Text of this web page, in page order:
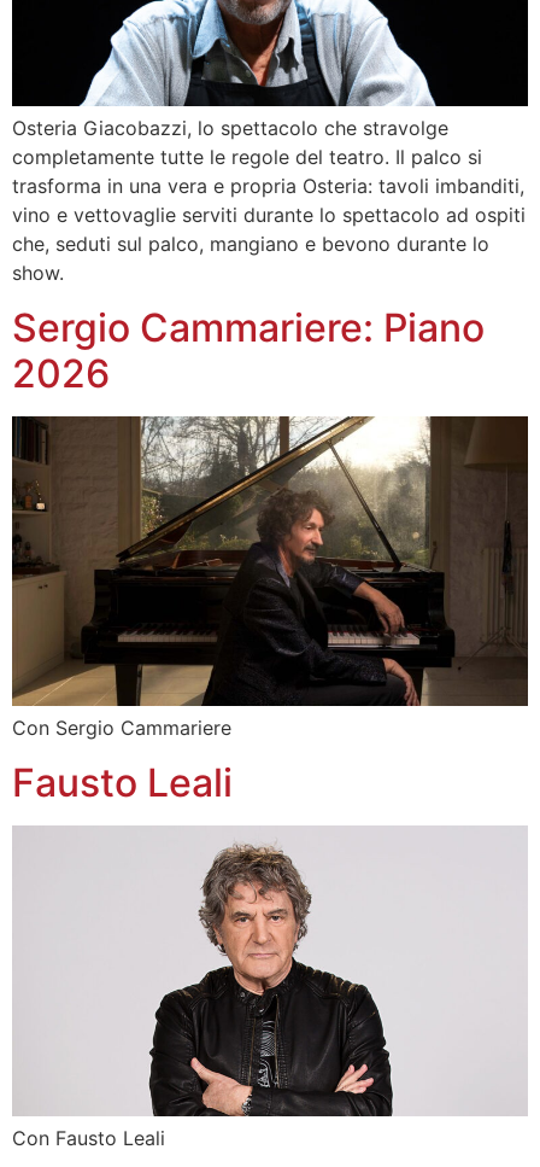
Osteria Giacobazzi, lo spettacolo che stravolge
completamente tutte le regole del teatro. Il palco si
trasforma in una vera e propria Osteria: tavoli imbanditi,
vino e vettovaglie serviti durante lo spettacolo ad ospiti
che, seduti sul palco, mangiano e bevono durante lo
show.
Sergio Cammariere: Piano
2026
Con Sergio Cammariere
Fausto Leali
Con Fausto Leali